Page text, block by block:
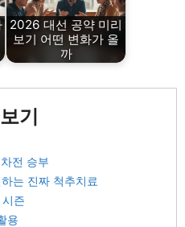
2026 대선 공약 미리
보기 어떤 변화가 올
까
기
전 승부
는 진짜 척추치료
즌
용